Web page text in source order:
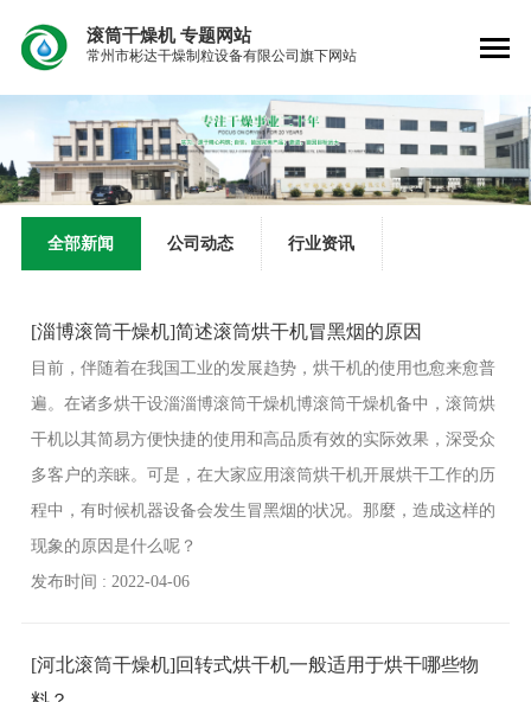
滚筒干燥机专题网站
常州市彬达干燥制粒设备有限公司旗下网站
全部新闻 公司动态 行业资讯
[淄博滚筒干燥机]简述滚筒烘干机冒黑烟的原因
目前，伴随着在我国工业的发展趋势，烘干机的使用也愈来愈普
遍。在诸多烘干设淄淄博滚筒干燥机博滚筒干燥机备中，滚筒烘
干机以其简易方便快捷的使用和高品质有效的实际效果，深受众
多客户的亲睐。可是，在大家应用滚筒烘干机开展烘干工作的历
程中，有时候机器设备会发生冒黑烟的状况。那麼，造成这样的
现象的原因是什么呢？
发布时间 : 2022-04-06
[河北滚筒干燥机]回转式烘干机一般适用于烘干哪些物